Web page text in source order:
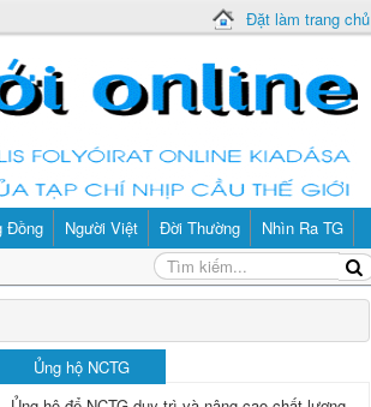
Đặt làm trang chủ
Đồng Người Việt Đời Thường Nhìn Ra TG
Ủng hộ NCTG